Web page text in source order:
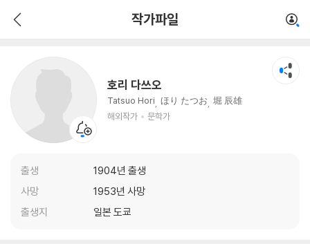
작가파일
호리 다쓰오
Tatsuo Hori ほり たつお 堀 辰雄
해외작가
문학가
출생
1904년 출생
사망
1953년 사망
출생지
일본 도쿄